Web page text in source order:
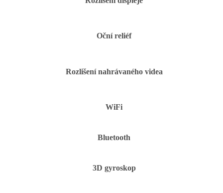
Oční reliéf
Rozlišení nahrávaného videa
WiFi
Bluetooth
3D gyroskop